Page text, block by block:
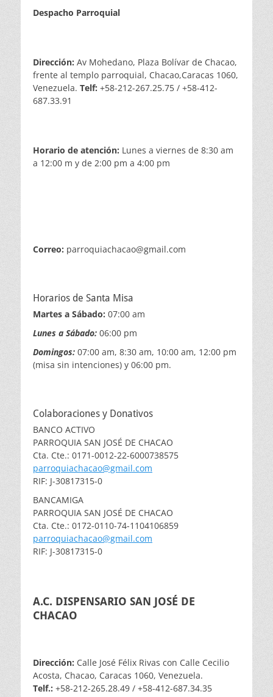
Despacho Parroquial
Dirección: Av Mohedano, Plaza Bolívar de Chacao,
frente al templo parroquial, Chacao,Caracas 1060,
Venezuela. Telf: +58-212-267.25.75 / +58-412-
687.33.91
Horario de atención: Lunes a viernes de 8:30 am
a 12:00 m y de 2:00 pm a 4:00 pm
Correo: parroquiachacao@gmail.com
Horarios de Santa Misa
Martes a Sábado: 07:00 am
Lunes a Sábado: 06:00 pm
Domingos: 07:00 am, 8:30 am, 10:00 am, 12:00 pm
(misa sin intenciones) y 06:00 pm.
Colaboraciones y Donativos
BANCO ACTIVO
PARROQUIA SAN JOSÉ DE CHACAO
Cta. Cte.: 0171-0012-22-6000738575
parroquiachacao@gmail.com
RIF: J-30817315-0
BANCAMIGA
PARROQUIA SAN JOSÉ DE CHACAO
Cta. Cte.: 0172-0110-74-1104106859
parroquiachacao@gmail.com
RIF: J-30817315-0
A.C. DISPENSARIO SAN JOSÉ DE
CHACAO
Dirección: Calle José Félix Rivas con Calle Cecilio
Acosta, Chacao, Caracas 1060, Venezuela.
Telf.: +58-212-265.28.49 / +58-412-687.34.35